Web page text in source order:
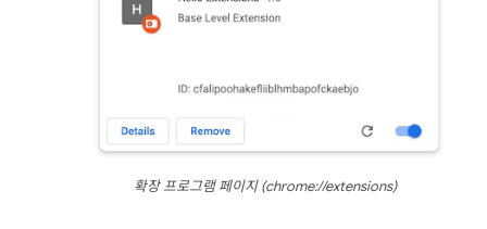
확장 프로그램 페이지 (chrome://extensions)